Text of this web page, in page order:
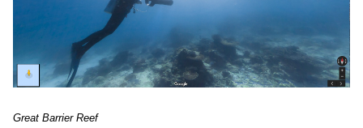
Great Barrier Reef